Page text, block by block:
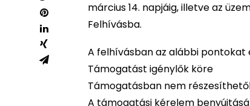
március 14. napjáig, illetve az
Felhívásba.
A felhívásban az alábbi pontokat
Támogatást igénylők köre
Támogatásban nem
A támogatási kérelem